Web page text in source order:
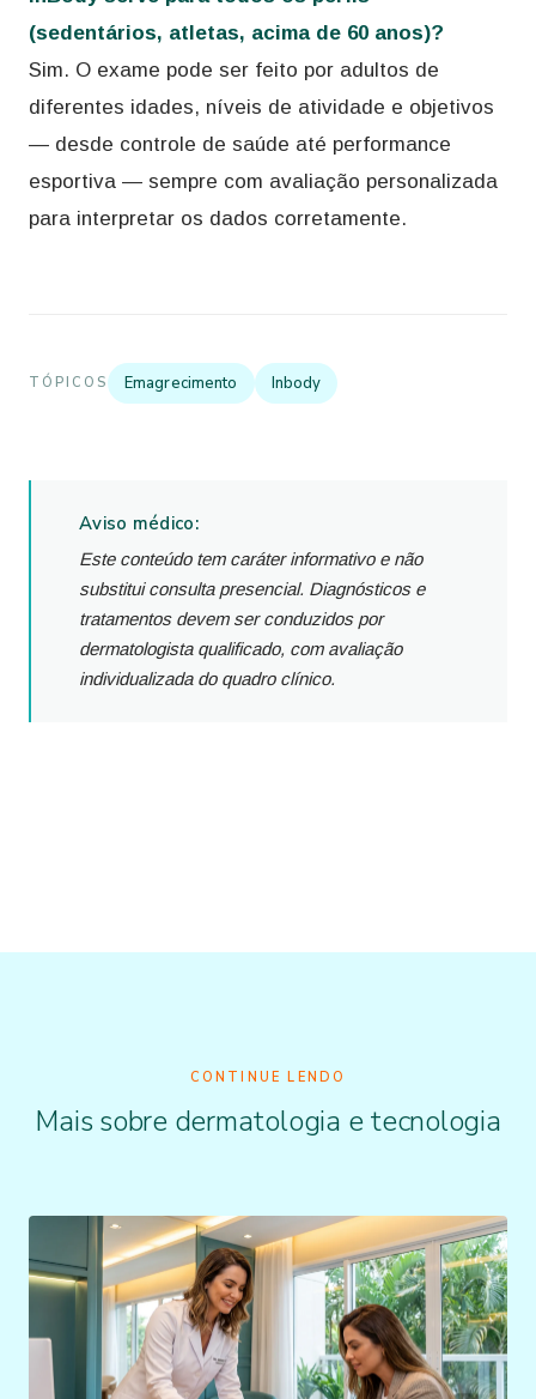
(sedentários, atletas, acima de 60 anos)?
Sim. O exame pode ser feito por adultos de
diferentes idades, níveis de atividade e objetivos
— desde controle de saúde até performance
esportiva — sempre com avaliação personalizada
para interpretar os dados corretamente.
TÓPICOS Emagrecimento Inbody
Aviso médico:
Este conteúdo tem caráter informativo e não
substitui consulta presencial. Diagnósticos e
tratamentos devem ser conduzidos por
dermatologista qualificado, com avaliação
individualizada do quadro clínico.
CONTINUE LENDO
Mais sobre dermatologia e tecnologia